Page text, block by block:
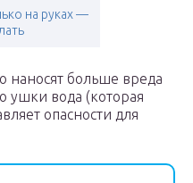
на руках —
наносят больше вреда
ушки вода (которая
опасности для